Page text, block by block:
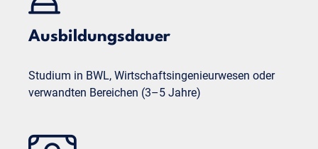
Ausbildungsdauer
Studium in BWL, Wirtschaftsingenieurwesen oder
verwandten Bereichen (3–5 Jahre)